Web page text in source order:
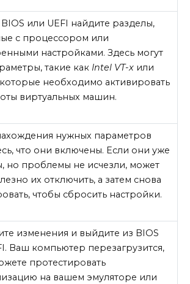
или UEFI найдите разделы,
с процессором или
настройками. Здесь могут
такие как Intel VT-x или
необходимо активировать
виртуальных машин.
нужных параметров
что они включены. Если они уже
но проблемы не исчезли, может
их отключить, а затем снова
чтобы сбросить настройки.
изменения и выйдите из BIOS
Ваш компьютер перезагрузится,
протестировать
на вашем эмуляторе или